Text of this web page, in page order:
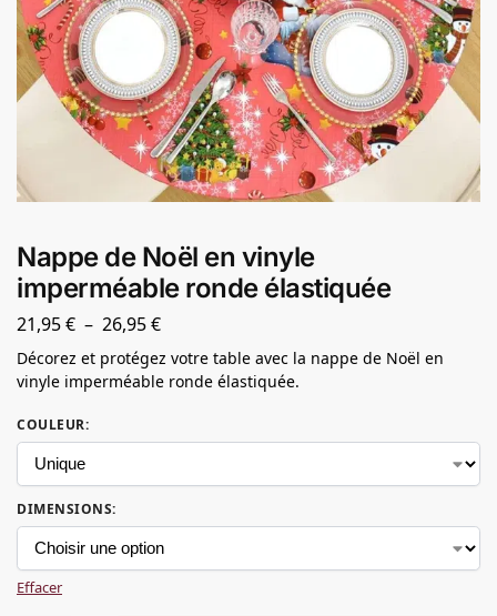
Nappe de Noël en vinyle
imperméable ronde élastiquée
21,95€ – 26,95€
Décorez et protégez votre table avec la nappe de Noël en
vinyle imperméable ronde élastiquée.
COULEUR:
DIMENSIONS:
Effacer